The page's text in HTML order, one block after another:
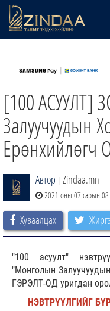
ТВ8
ӨГЛӨӨНИЙ СОНИН
ЗИНДАА СЭТГҮҮЛ
[100 АСУУЛТ]
Залуучуудын
Ерөнхийлөгч
Автор | Zindaa.mn
2021 оны 07 сарын 08
Хуваалцах
"100 асуулт"
"Монголын
ГЭРЭЛТ-ОД уригдан
НЭВТРҮҮЛГИЙГ